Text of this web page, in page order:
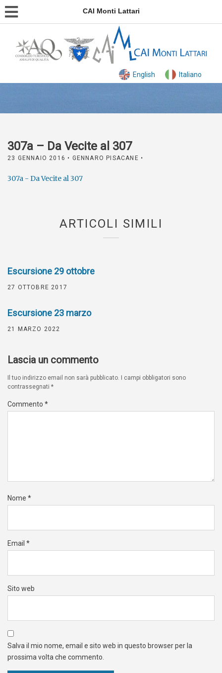
CAI Monti Lattari
English Italiano
307a – Da Vecite al 307
23 GENNAIO 2016 • GENNARO PISACANE •
307a - Da Vecite al 307
ARTICOLI SIMILI
Escursione 29 ottobre
27 OTTOBRE 2017
Escursione 23 marzo
21 MARZO 2022
Lascia un commento
Il tuo indirizzo email non sarà pubblicato. I campi obbligatori sono
contrassegnati *
Commento *
Nome *
Email *
Sito web
Salva il mio nome, email e sito web in questo browser per la
prossima volta che commento.